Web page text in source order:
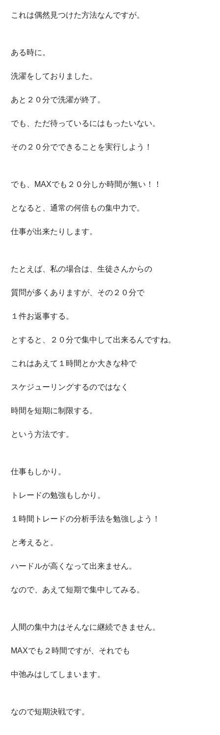
これは偶然見つけた方法なんですが。
ある時に。
洗濯をしておりました。
あと２０分で洗濯が終了。
でも、ただ待っているにはもったいない。
その２０分でできることを実行しよう！
でも、MAXでも２０分しか時間が無い！！
となると、通常の何倍もの集中力で。
仕事が出来たりします。
たとえば、私の場合は、生徒さんからの
質問が多くありますが、その２０分で
１件お返事する。
とすると、２０分で集中して出来るんですね。
これはあえて１時間とか大きな枠で
スケジューリングするのではなく
時間を短期に制限する。
という方法です。
仕事もしかり。
トレードの勉強もしかり。
１時間トレードの分析手法を勉強しよう！
と考えると。
ハードルが高くなって出来ません。
なので、あえて短期で集中してみる。
人間の集中力はそんなに継続できません。
MAXでも２時間ですが、それでも
中弛みはしてしまいます。
なので短期決戦です。